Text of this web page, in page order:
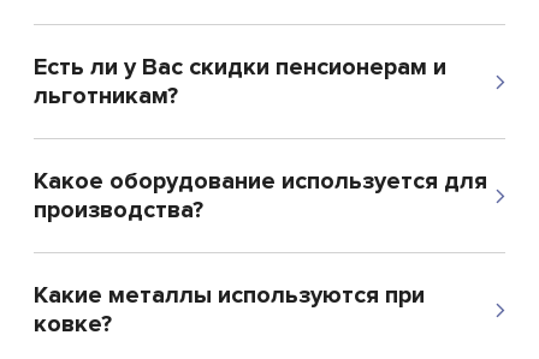
Есть ли у Вас скидки пенсионерам и
льготникам?
Какое оборудование используется для
производства?
Какие металлы используются при
ковке?